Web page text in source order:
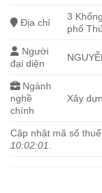
Địa chỉ
3
phố
Người
đại diện
Ngành
nghề
chính
Xây
Cập nhật mã số thuế
10:02:01